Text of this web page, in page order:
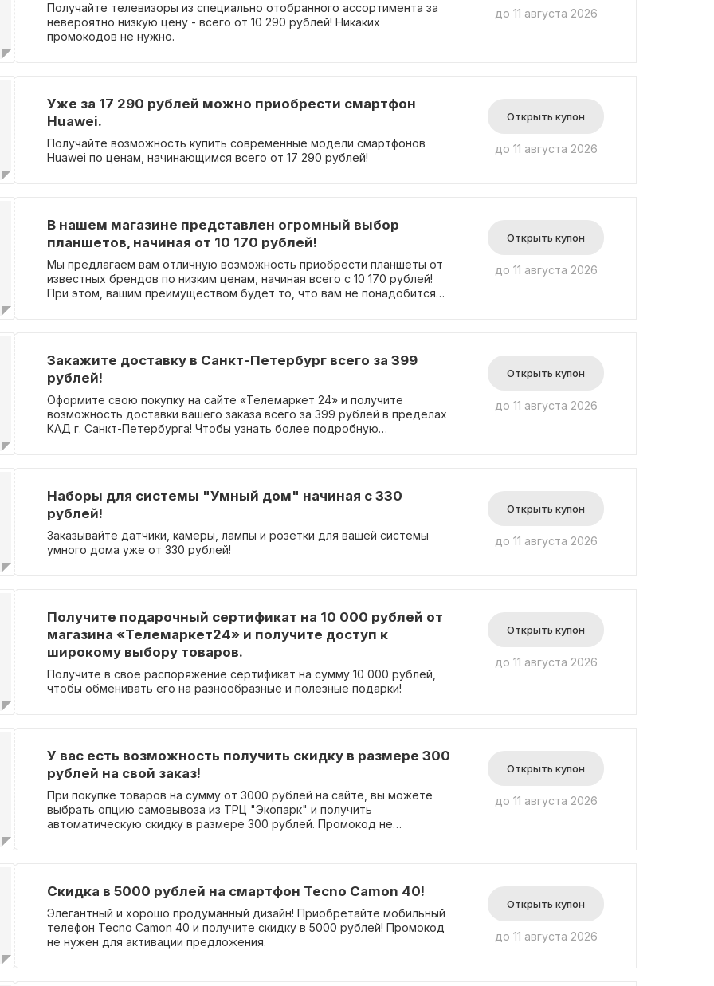
Получайте телевизоры из специально отобранного ассортимента за
невероятно низкую цену - всего от 10 290 рублей! Никаких
промокодов не нужно.
до 11 августа 2026
Уже за 17 290 рублей можно приобрести смартфон
Huawei.
Получайте возможность купить современные модели смартфонов
Huawei по ценам, начинающимся всего от 17 290 рублей!
Открыть купон
до 11 августа 2026
В нашем магазине представлен огромный выбор
планшетов, начиная от 10 170 рублей!
Мы предлагаем вам отличную возможность приобрести планшеты от
известных брендов по низким ценам, начиная всего с 10 170 рублей!
При этом, вашим преимуществом будет то, что вам не понадобится
Открыть купон
до 11 августа 2026
Закажите доставку в Санкт-Петербург всего за 399
рублей!
Оформите свою покупку на сайте «Телемаркет 24» и получите
возможность доставки вашего заказа всего за 399 рублей в пределах
КАД г. Санкт-Петербурга! Чтобы узнать более подробную
Открыть купон
до 11 августа 2026
Наборы для системы "Умный дом" начиная с 330
рублей!
Заказывайте датчики, камеры, лампы и розетки для вашей системы
умного дома уже от 330 рублей!
Открыть купон
до 11 августа 2026
Получите подарочный сертификат на 10 000 рублей от
магазина «Телемаркет24» и получите доступ к
широкому выбору товаров.
Получите в свое распоряжение сертификат на сумму 10 000 рублей,
чтобы обменивать его на разнообразные и полезные подарки!
Открыть купон
до 11 августа 2026
У вас есть возможность получить скидку в размере 300
рублей на свой заказ!
При покупке товаров на сумму от 3000 рублей на сайте, вы можете
выбрать опцию самовывоза из ТРЦ "Экопарк" и получить
автоматическую скидку в размере 300 рублей. Промокод не
Открыть купон
до 11 августа 2026
Скидка в 5000 рублей на смартфон Tecno Camon 40!
Элегантный и хорошо продуманный дизайн! Приобретайте мобильный
телефон Tecno Camon 40 и получите скидку в 5000 рублей! Промокод
не нужен для активации предложения.
Открыть купон
до 11 августа 2026